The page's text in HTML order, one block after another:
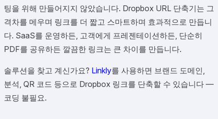
팅을 위해 만들어지지 않았습니다. Dropbox URL 단축기는 그
격차를 메우며 링크를 더 짧고 스마트하며 효과적으로 만듭니
다. SaaS를 운영하든, 고객에게 프레젠테이션하든, 단순히
PDF를 공유하든 깔끔한 링크는 큰 차이를 만듭니다.
솔루션을 찾고 계신가요? Linkly를 사용하면 브랜드 도메인,
분석, QR 코드 등으로 Dropbox 링크를 단축할 수 있습니다 —
코딩 불필요.